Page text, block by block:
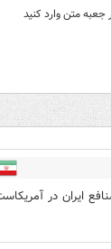
جعبه متن وارد کنید
ایران در